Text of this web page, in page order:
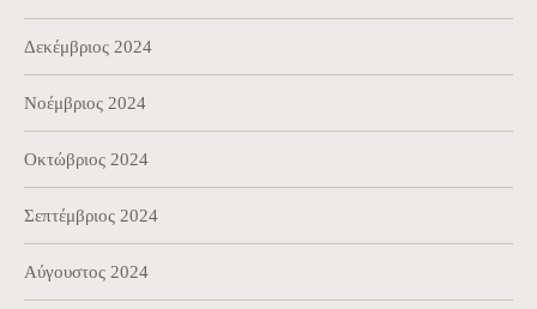
Δεκέμβριος 2024
Νοέμβριος 2024
Οκτώβριος 2024
Σεπτέμβριος 2024
Αύγουστος 2024